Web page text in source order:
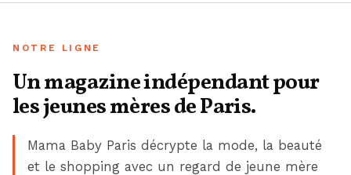
NOTRE LIGNE
Un magazine indépendant pour
les jeunes mères de Paris.
Mama Baby Paris décrypte la mode, la beauté
et le shopping avec un regard de jeune mère